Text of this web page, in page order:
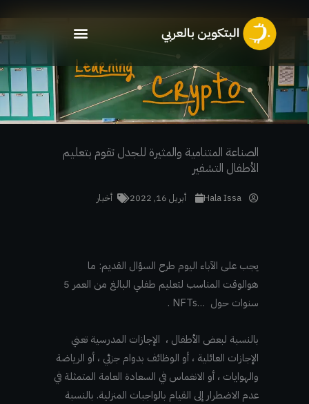
الصناعة المتنامية والمثيرة للجدل تقوم بتعليم
الأطفال التشفير
Hala Issa أبريل 16, 2022 أخبار
يجب على الآباء اليوم طرح السؤال القديم: ما
هوالوقت المناسب لتعليم طفلي البالغ من العمر 5
سنوات حول …NFTs .
بالنسبة لبعض الأطفال ، الإجازات المدرسية تعني
الإجازات العائلية ، أو الوظائف بدوام جزئي ، أو الرياضة
والهوايات ، أو الانغماس في السعادة العامة المتمثلة في
عدم الاضطرار إلى القيام بالواجبات المنزلية. بالنسبة